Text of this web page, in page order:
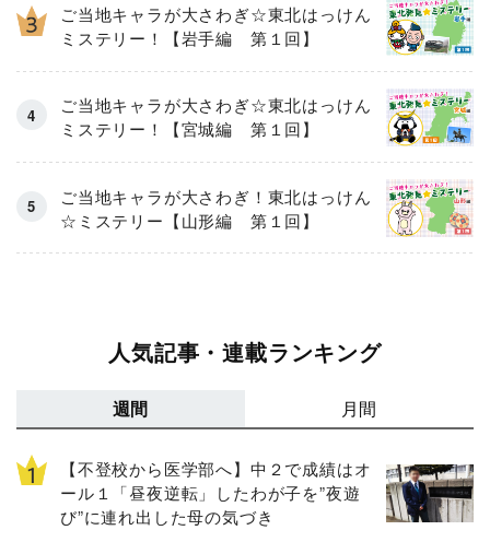
ご当地キャラが大さわぎ☆東北はっけん
ミステリー！【岩手編 第１回】
ご当地キャラが大さわぎ☆東北はっけん
ミステリー！【宮城編 第１回】
ご当地キャラが大さわぎ！東北はっけん
☆ミステリー【山形編 第１回】
人気記事・連載ランキング
週間 月間
【不登校から医学部へ】中２で成績はオ
ール１「昼夜逆転」したわが子を”夜遊
び”に連れ出した母の気づき